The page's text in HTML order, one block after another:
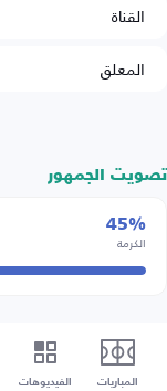
القناة
المعلق
تصويت الجمهور
45%
الكرمة
المباريات الفيديوهات